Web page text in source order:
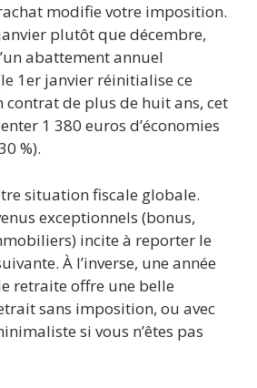
modifie votre imposition.
plutôt que décembre,
abattement annuel
1er janvier réinitialise ce
contrat de plus de huit ans, cet
1 380 euros d’économies
%).
situation fiscale globale.
exceptionnels (bonus,
incite à reporter le
À l’inverse, une année
retraite offre une belle
sans imposition, ou avec
si vous n’êtes pas